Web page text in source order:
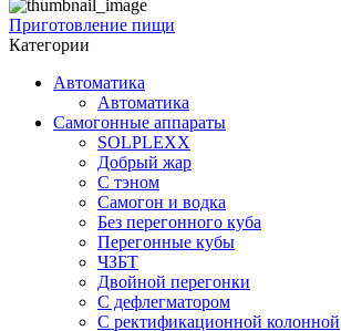
Приготовление пищи
Категории
Автоматика
Автоматика
Самогонные аппараты
SOLPLEXX
Добрый жар
С тэном
Самогон и водка
Без перегонного куба
Перегонные кубы
ЧЗБТ
Двойной перегонки
С дефлегматором
С ректификационной колонной